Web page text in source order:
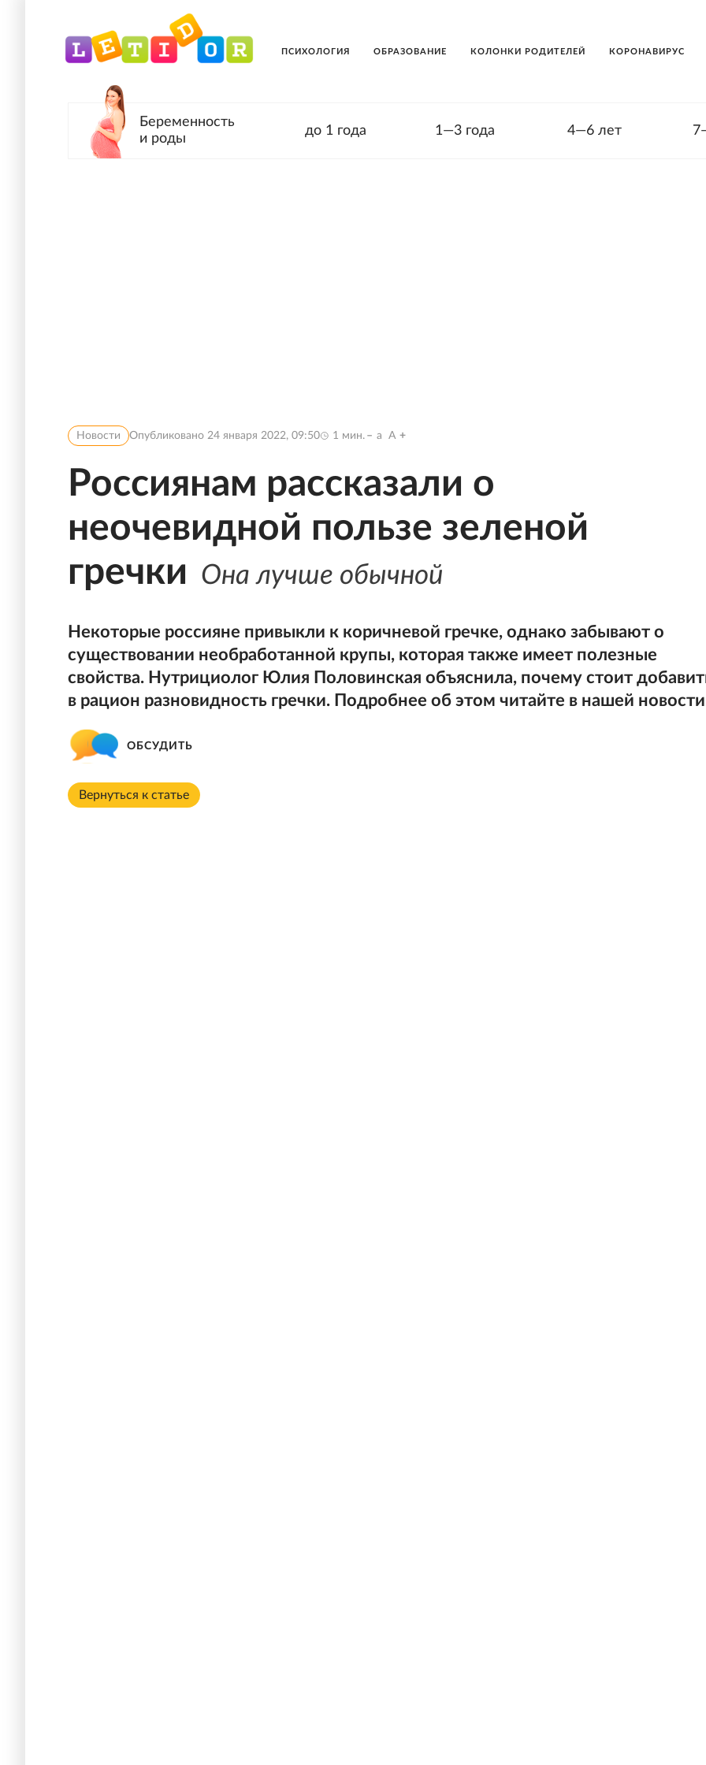
ПСИХОЛОГИЯ ОБРАЗОВАНИЕ КОЛОНКИ РОДИТЕЛЕЙ КОРОНАВИРУС
Беременность
и роды
до 1 года 1—3 года 4—6 лет
Новости Опубликовано 24 января 2022, 09:50 1 мин. a A
Россиянам рассказали о
неочевидной пользе зеленой
гречки Она лучше обычной
Некоторые россияне привыкли к коричневой гречке, однако забывают о
существовании необработанной крупы, которая также имеет полезные
свойства. Нутрициолог Юлия Половинская объяснила, почему стоит
в рацион разновидность гречки. Подробнее об этом читайте в нашей
ОБСУДИТЬ
Вернуться к статье